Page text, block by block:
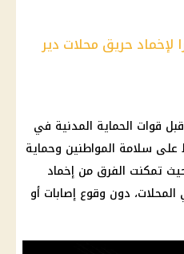
لإخماد حريق محلات دير
قوات الحماية المدنية في
على سلامة المواطنين وحماية
تمكنت الفرق من إخماد
المحلات، دون وقوع إصابات أو